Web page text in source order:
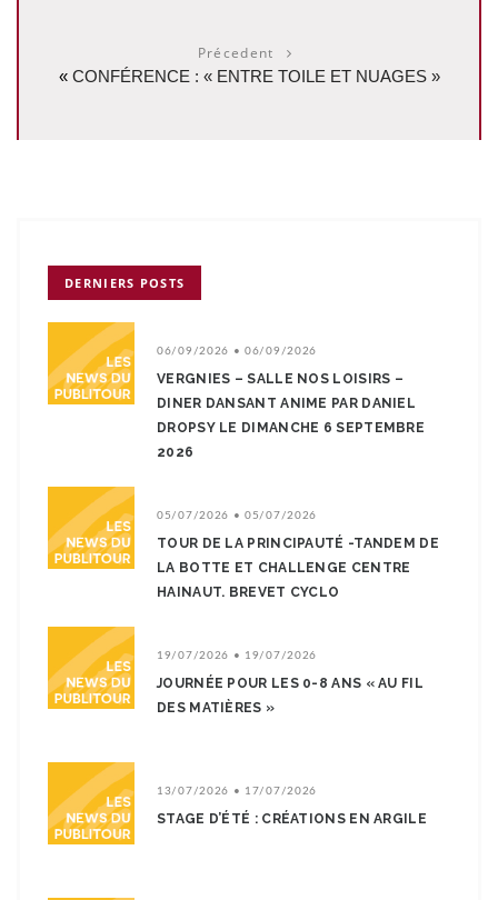
Précedent
« CONFÉRENCE : « ENTRE TOILE ET NUAGES »
DERNIERS POSTS
06/09/2026 • 06/09/2026
VERGNIES – SALLE NOS LOISIRS –
DINER DANSANT ANIME PAR DANIEL
DROPSY LE DIMANCHE 6 SEPTEMBRE
2026
05/07/2026 • 05/07/2026
TOUR DE LA PRINCIPAUTÉ -TANDEM DE
LA BOTTE ET CHALLENGE CENTRE
HAINAUT. BREVET CYCLO
19/07/2026 • 19/07/2026
JOURNÉE POUR LES 0-8 ANS « AU FIL
DES MATIÈRES »
13/07/2026 • 17/07/2026
STAGE D’ÉTÉ : CRÉATIONS EN ARGILE